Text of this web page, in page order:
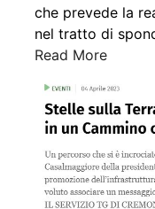
che prevede la
nel tratto di
Read More